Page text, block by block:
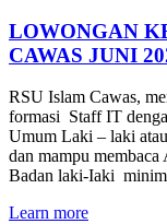
LOWONGAN
CAWAS JUNI
RSU Islam Cawas,
formasi Staff IT
Umum Laki – laki
dan mampu
Badan laki-Iaki
Learn more